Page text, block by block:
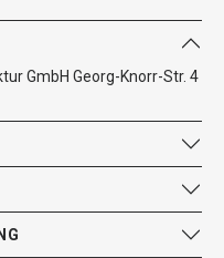
GmbH Georg-Knorr-Str. 4